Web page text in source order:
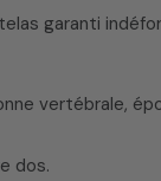
garanti
vertébrale,
dos.